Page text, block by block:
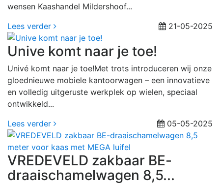
wensen Kaashandel Mildershoof...
Lees verder
21-05-2025
Unive komt naar je toe!
Univé komt naar je toe!Met trots introduceren wij onze
gloednieuwe mobiele kantoorwagen – een innovatieve
en volledig uitgeruste werkplek op wielen, speciaal
ontwikkeld...
Lees verder
05-05-2025
VREDEVELD zakbaar BE-
draaischamelwagen 8,5...